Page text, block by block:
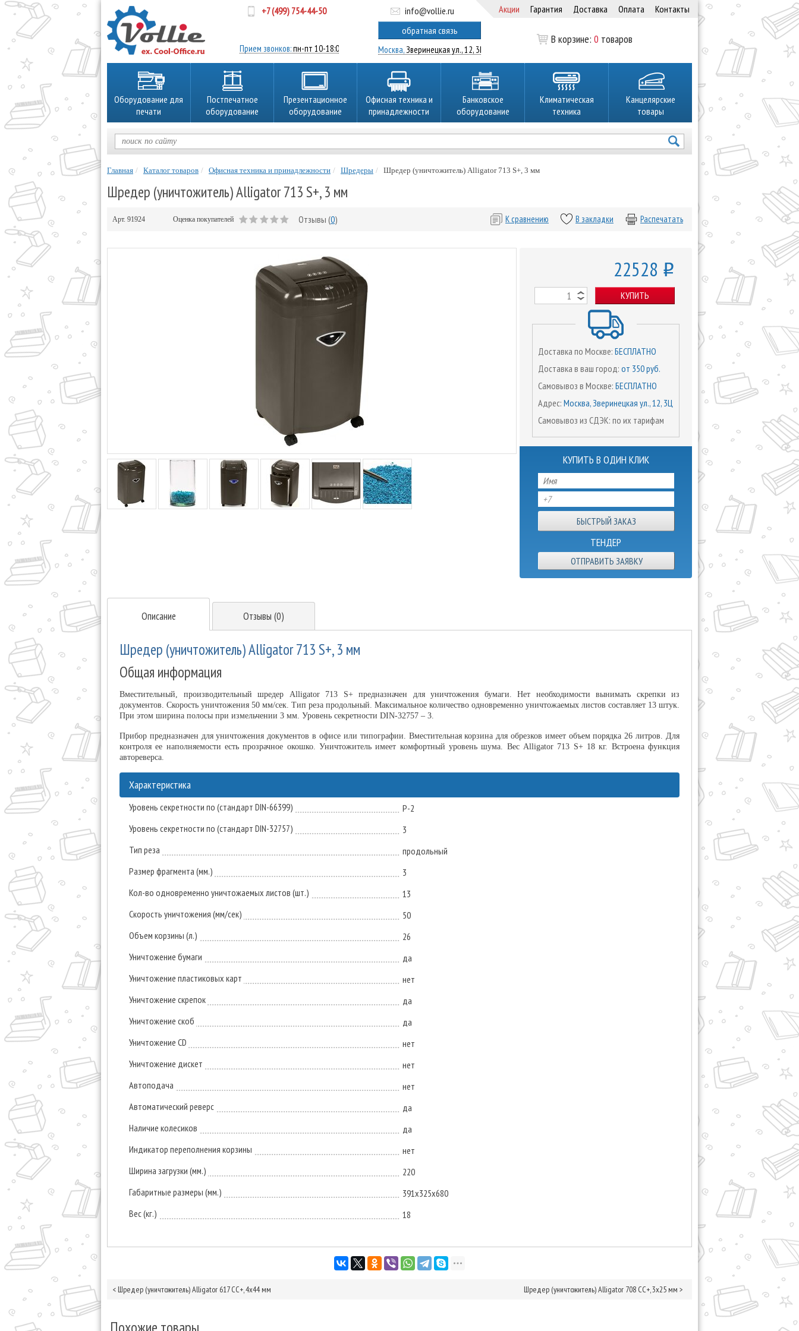
+7 (499) 754-44-50
Прием звонков:пн-пт 10-18:00
info@vollie.ru
обратная связь
Москва,Зверинецкая ул., 12, 3Ц
Акции Гарантия Доставка Оплата Контакты
В корзине:0 товаров
Оборудование для
печати
Постпечатное
оборудование
Презентационное
оборудование
Офисная техника и
принадлежности
Банковское
оборудование
Климатическая
техника
Канцелярские
товары
Главная Каталог товаров Офисная техника и принадлежности Шредеры Шредер (уничтожитель) Alligator 713 S+, 3 мм
Шредер (уничтожитель) Alligator 713 S+, 3 мм
Арт. 91924 Оценка покупателей Отзывы (0) Распечатать
В закладки
К сравнению
22528 o
КУПИТЬ
Доставка по Москве: БЕСПЛАТНО
Доставка в ваш город: от 350 руб.
Самовывоз в Москве: БЕСПЛАТНО
Адрес: Москва, Зверинецкая ул., 12, 3Ц
Самовывоз из СДЭК: по их тарифам
КУПИТЬ В ОДИН КЛИК
ТЕНДЕР
ОТПРАВИТЬ ЗАЯВКУ
Описание Отзывы (0)
Шредер (уничтожитель) Alligator 713 S+, 3 мм
Общая информация
Вместительный, производительный шредер Alligator 713 S+ предназначен для уничтожения бумаги. Нет необходимости вынимать скрепки из
документов. Скорость уничтожения 50 мм/сек. Тип реза продольный. Максимальное количество одновременно уничтожаемых листов составляет 13 штук.
При этом ширина полосы при измельчении 3 мм. Уровень секретности DIN-32757 – 3.
Прибор предназначен для уничтожения документов в офисе или типографии. Вместительная корзина для обрезков имеет объем порядка 26 литров. Для
контроля ее наполняемости есть прозрачное окошко. Уничтожитель имеет комфортный уровень шума. Вес Alligator 713 S+ 18 кг. Встроена функция
автореверса.
Характеристика
Уровень секретности по (стандарт DIN-66399)
P-2
Уровень секретности по (стандарт DIN-32757)
3
Тип реза
продольный
Размер фрагмента (мм.)
3
Кол-во одновременно уничтожаемых листов (шт.)
13
Скорость уничтожения (мм/сек)
50
Объем корзины (л.)
26
Уничтожение бумаги
да
Уничтожение пластиковых карт
нет
Уничтожение скрепок
да
Уничтожение скоб
да
Уничтожение CD
нет
Уничтожение дискет
нет
Автоподача
нет
Автоматический реверс
да
Наличие колесиков
да
Индикатор переполнения корзины
нет
Ширина загрузки (мм.)
220
Габаритные размеры (мм.)
391х325х680
Вес (кг.)
18
< Шредер (уничтожитель) Alligator 617 CC+, 4х44 мм Шредер (уничтожитель) Alligator 708 CC+, 3х25 мм >